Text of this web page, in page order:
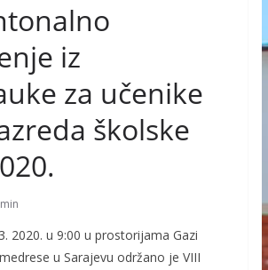
iz
za učenike
školske
2020. u 9:00 u prostorijama Gazi
u Sarajevu održano je VIII